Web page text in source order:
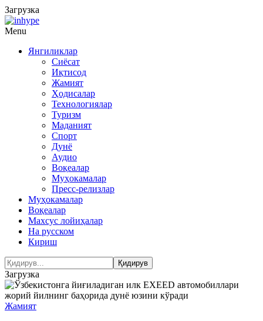
Загрузка
Menu
Янгиликлар
Сиёсат
Иқтисод
Жамият
Ҳодисалар
Технологиялар
Туризм
Маданият
Спорт
Дунё
Аудио
Воқеалар
Муҳокамалар
Пресс-релизлар
Муҳокамалар
Воқеалар
Махсус лойиҳалар
На русском
Кириш
Загрузка
Жамият